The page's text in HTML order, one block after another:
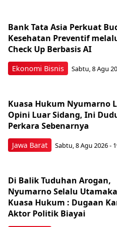
Ekonomi Bisnis
Bank Tata Asia Perkuat
Kesehatan Preventif
Check Up Berbasis AI
Sabtu, 8 Agu
Jawa Barat
Kuasa Hukum Nyumarno
Opini Luar Sidang, Ini
Perkara Sebenarnya ​
Sabtu, 8 Agu 2026 -
Di Balik Tuduhan Arogan,
Nyumarno Selalu
Kuasa Hukum : Dugaan
Aktor Politik Biayai